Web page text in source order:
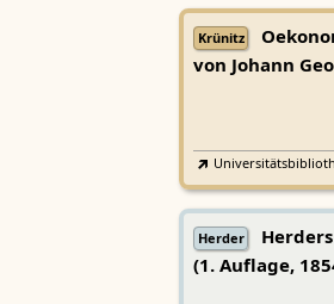
Krünitz
von Johann
Herder
(1. Auflage,